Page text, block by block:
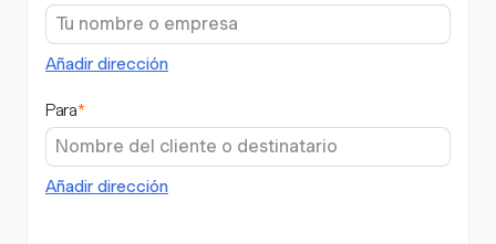
Añadir dirección
Para*
Añadir dirección